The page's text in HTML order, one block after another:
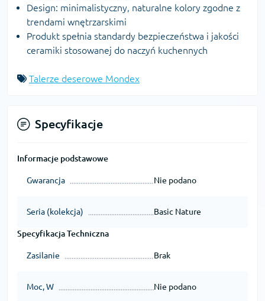
Design: minimalistyczny, naturalne kolory zgodne z
trendami wnętrzarskimi
Produkt spełnia standardy bezpieczeństwa i jakości
ceramiki stosowanej do naczyń kuchennych
Talerze deserowe Mondex
Specyfikacje
Informacje podstawowe
Gwarancja Nie podano
Seria (kolekcja) Basic Nature
Specyfikacja Techniczna
Zasilanie Brak
Moc, W Nie podano